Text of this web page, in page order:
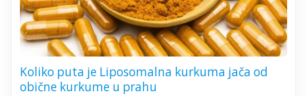
Koliko puta je Liposomalna kurkuma jača od
obične kurkume u prahu